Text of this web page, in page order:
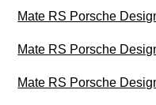
Mate RS Porsche
Mate RS Porsche
Mate RS Porsche